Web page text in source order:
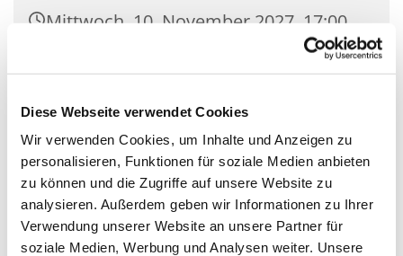
Diese Webseite verwendet Cookies
Wir verwenden Cookies, um Inhalte und Anzeigen zu
personalisieren, Funktionen für soziale Medien anbieten
zu können und die Zugriffe auf unsere Website zu
analysieren. Außerdem geben wir Informationen zu Ihrer
Verwendung unserer Website an unsere Partner für
soziale Medien, Werbung und Analysen weiter. Unsere
Mittwoch, 10. November 2027, 17:00
39, 15827 Blankenfelde-Mahlow